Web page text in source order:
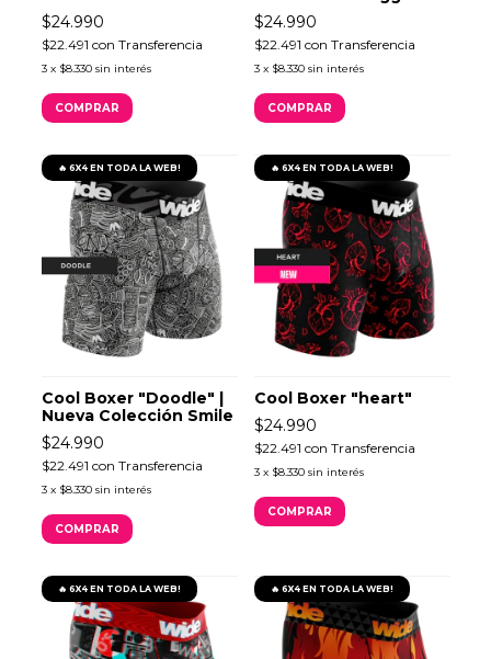
$24.990
$22.491 con Transferencia
3 x $8.330 sin interés
COMPRAR
$24.990
$22.491 con Transferencia
3 x $8.330 sin interés
COMPRAR
🔥 6X4 EN TODA LA WEB!
Cool Boxer "Doodle" |
Nueva Colección Smile
$24.990
$22.491 con Transferencia
3 x $8.330 sin interés
COMPRAR
🔥 6X4 EN TODA LA WEB!
Cool Boxer "heart"
$24.990
$22.491 con Transferencia
3 x $8.330 sin interés
COMPRAR
🔥 6X4 EN TODA LA WEB! 🔥 6X4 EN TODA LA WEB!